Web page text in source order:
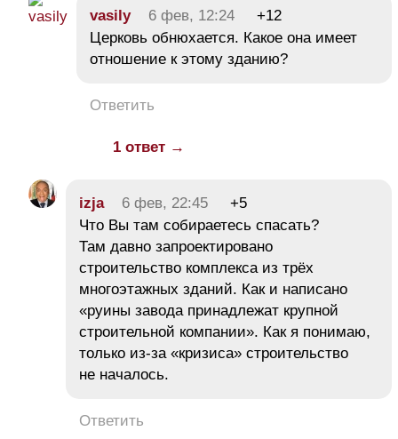
vasily 6 фев, 12:24
+12
Церковь обнюхается. Какое она имеет
отношение к этому зданию?
Ответить
1 ответ →
izja 6 фев, 22:45
+5
Что Вы там собираетесь спасать?
Там давно запроектировано
строительство комплекса из трёх
многоэтажных зданий. Как и написано
«руины завода принадлежат крупной
строительной компании». Как я понимаю,
только из-за «кризиса» строительство
не началось.
Ответить